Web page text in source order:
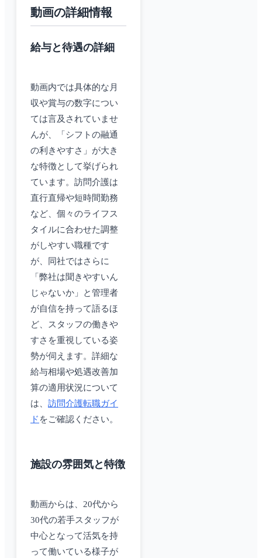
動画の詳細情報
給与と待遇の詳細
動画内では具体的な月
収や賞与の数字につい
ては言及されていませ
んが、「シフトの融通
の利きやすさ」が大き
な特徴として挙げられ
ています。訪問介護は
直行直帰や短時間勤務
など、個々のライフス
タイルに合わせた調整
がしやすい職種です
が、同社ではさらに
「弊社は聞きやすいん
じゃないか」と管理者
が自信を持って語るほ
ど、スタッフの働きや
すさを重視している姿
勢が伺えます。詳細な
給与相場や処遇改善加
算の適用状況について
は、 訪問介護転職ガイ
ド をご確認ください。
施設の雰囲気と特徴
動画からは、20代から
30代の若手スタッフが
中心となって活気を持
って働いている様子が